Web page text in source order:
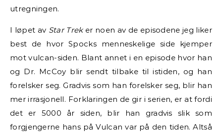
utregningen.
I løpet av Star Trek er noen av de episodene jeg liker
best de hvor Spocks menneskelige side kjemper
mot vulcan-siden. Blant annet i en episode hvor han
og Dr. McCoy blir sendt tilbake til istiden, og han
forelsker seg. Gradvis som han forelsker seg, blir han
mer irrasjonell. Forklaringen de gir i serien, er at fordi
det er 5000 år siden, blir han gradvis slik som
forgjengerne hans på Vulcan var på den tiden. Altså